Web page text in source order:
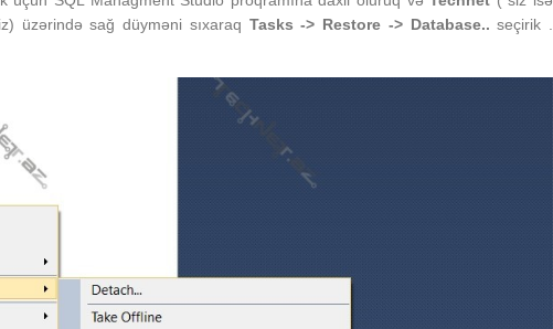
üzərində sağ düyməni sıxaraq Tasks -> Restore -> Database..seçirik .